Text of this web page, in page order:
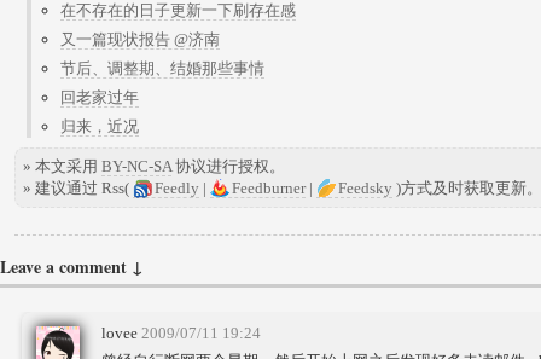
在不存在的日子更新一下刷存在感
又一篇现状报告 @济南
节后、调整期、结婚那些事情
回老家过年
归来，近况
» 本文采用 BY-NC-SA协议进行授权。
» 建议通过 Rss(
Feedly | Feedburner| Feedsky )方式及时获取更新。
Leave a comment ↓
lovee 2009/07/11 19:24